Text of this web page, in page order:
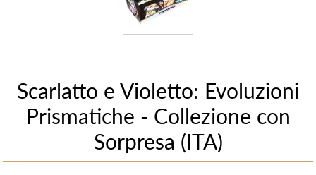
Scarlatto e Violetto: Evoluzioni
Prismatiche - Collezione con
Sorpresa (ITA)